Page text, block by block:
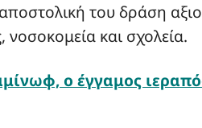
του δράση
και σχολεία.
ο έγγαμος